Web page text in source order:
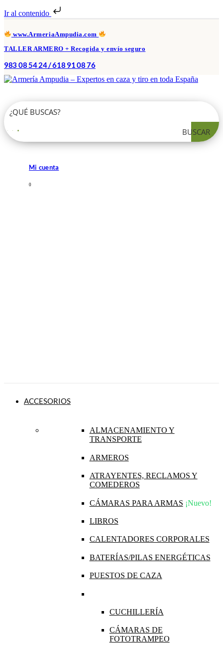
Ir al contenido
www.ArmeriaAmpudia.com
TALLER ARMERO + Recogida y envío seguro
983 08 54 24 / 618 91 08 76
BUSCAR
Mi cuenta
0
ACCESORIOS
ALMACENAMIENTO Y
TRANSPORTE
ARMEROS
ATRAYENTES, RECLAMOS Y
COMEDEROS
CÁMARAS PARA ARMAS ¡Nuevo!
LIBROS
CALENTADORES CORPORALES
BATERÍAS/PILAS ENERGÉTICAS
PUESTOS DE CAZA
CUCHILLERÍA
CÁMARAS DE
FOTOTRAMPEO